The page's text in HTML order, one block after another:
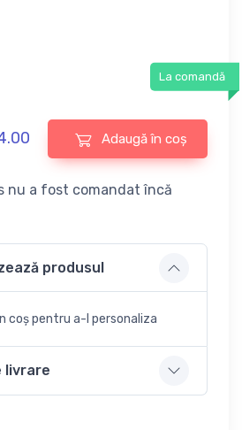
La comandă
Adaugă în coș
nu a fost comandat încă
produsul
coș pentru a-l personaliza
livrare